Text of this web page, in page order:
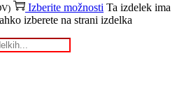
Izberite možnosti Ta izdelek ima
izberete na strani izdelka